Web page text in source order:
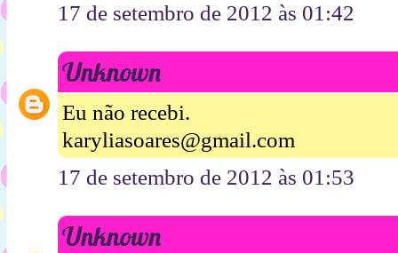
17 de setembro de 2012 às 01:42
Unknown
Eu não recebi.
karyliasoares@gmail.com
17 de setembro de 2012 às 01:53
Unknown